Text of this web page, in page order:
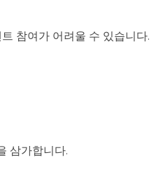
참여가 어려울 수 있습니다.
삼가합니다.